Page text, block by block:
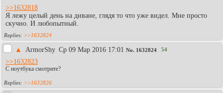
>>1632818
Я лежу целый день на диване, глядя то что уже видел. Мне просто
скучно. И любопытный.
>>1632824
▲ АrmоrShy Ср 09 Мар 2016 17:01 No. 1632824 54
>>1632823
С ноутбука смотрите?
>>1632826